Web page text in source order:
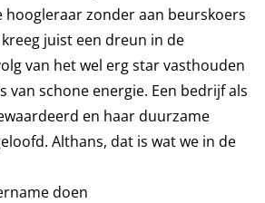
hoogleraar zonder aan beurskoers
kreeg juist een dreun in de
van het wel erg star vasthouden
van schone energie. Een bedrijf als
en haar duurzame
Althans, dat is wat we in de
doen